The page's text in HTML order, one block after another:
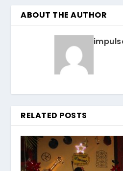
ABOUT THE AUTHOR
RELATED POSTS